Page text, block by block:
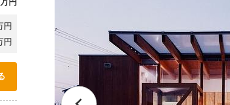
万円
円
円